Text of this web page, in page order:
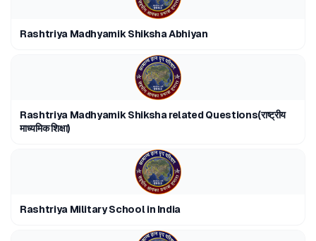
Rashtriya Madhyamik Shiksha Abhiyan
Rashtriya Madhyamik Shiksha related Questions(राष्ट्रीय
माध्यमिक शिक्षा)
Rashtriya Military School in India